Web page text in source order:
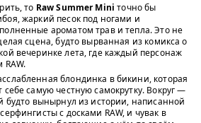
то Raw Summer Mini точно бы
жаркий песок под ногами и
ароматом трав и тепла. Это не
сцена, будто вырванная из комикса о
вечеринке лета, где каждый персонаж
блондинка в бикини, которая
себе самую честную самокрутку. Вокруг —
будто вынырнул из истории, написанной
с досками RAW, и чувак в